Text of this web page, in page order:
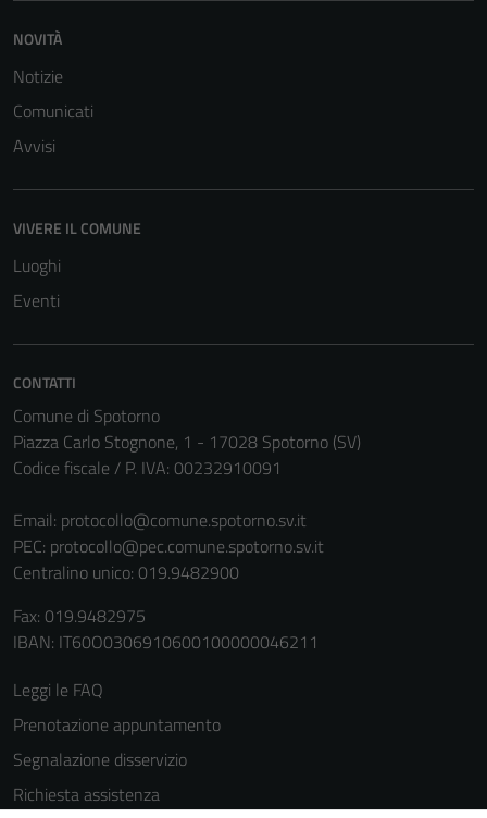
NOVITÀ
Notizie
Comunicati
Avvisi
VIVERE IL COMUNE
Luoghi
Eventi
CONTATTI
Comune di Spotorno
Piazza Carlo Stognone, 1 - 17028 Spotorno (SV)
Codice fiscale / P. IVA: 00232910091
Email: protocollo@comune.spotorno.sv.it
PEC: protocollo@pec.comune.spotorno.sv.it
Centralino unico: 019.9482900
Fax: 019.9482975
IBAN: IT60O0306910600100000046211
Leggi le FAQ
Prenotazione appuntamento
Segnalazione disservizio
Richiesta assistenza
Tecnici
funzionamento
non raccolgono